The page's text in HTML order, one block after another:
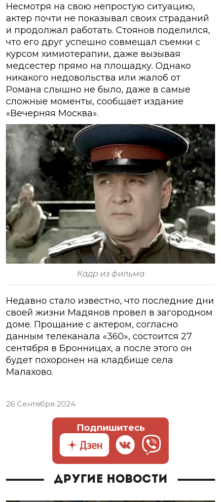
Несмотря на свою непростую ситуацию,
актер почти не показывал своих страданий
и продолжал работать. Стоянов поделился,
что его друг успешно совмещал съемки с
курсом химиотерапии, даже вызывая
медсестер прямо на площадку. Однако
никакого недовольства или жалоб от
Романа слышно не было, даже в самые
сложные моменты, сообщает издание
«Вечерняя Москва».
Кадр из фильма
Недавно стало известно, что последние дни
своей жизни Мадянов провел в загородном
доме. Прощание с актером, согласно
данным телеканала «360», состоится 27
сентября в Бронницах, а после этого он
будет похоронен на кладбище села
Малахово.
26 Сентября 2024
Подпишитесь
Другие новости